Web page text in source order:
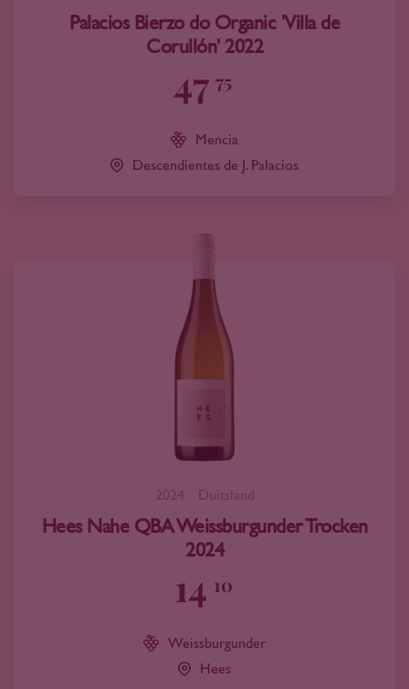
Palacios Bierzo do Organic 'Villa de
Corullón' 2022
47 75
Mencia
Descendientes de J. Palacios
2024 Duitsland
Hees Nahe QBA Weissburgunder Trocken
2024
14 10
Weissburgunder
Hees